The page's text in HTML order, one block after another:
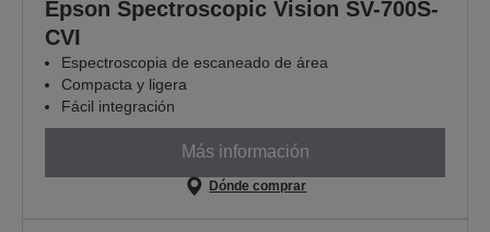
Epson Spectroscopic Vision SV-700S-
CVI
Espectroscopia de escaneado de área
Compacta y ligera
Fácil integración
Más información
Dónde comprar